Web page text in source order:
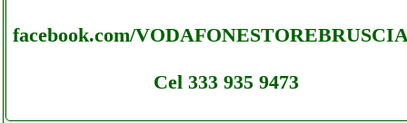
facebook.com/
Cel 333 935 9473